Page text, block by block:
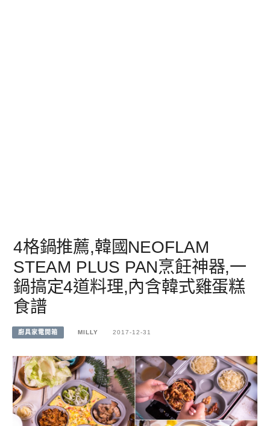
4格鍋推薦,韓國NEOFLAM
STEAM PLUS PAN烹飪神器,一
鍋搞定4道料理,內含韓式雞蛋糕
食譜
廚具家電開箱 MILLY 2017-12-31